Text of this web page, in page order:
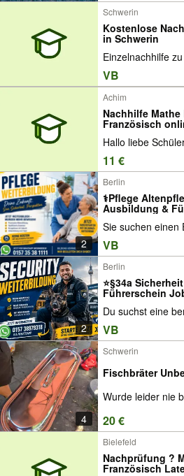
Schwerin
Kostenlose
in Schwerin
Einzelnachhilfe
VB
Achim
Nachhilfe
Französisch
Hallo liebe
11 €
2
Berlin
‍⚕️Pflege
Sie suchen einen
VB
2
Berlin
⭐§34a
Führerschein
Du suchst eine
VB
4
Schwerin
Fischbräter
Wurde leider nie
20 €
Bielefeld
Nachprüfung ?
Französisch